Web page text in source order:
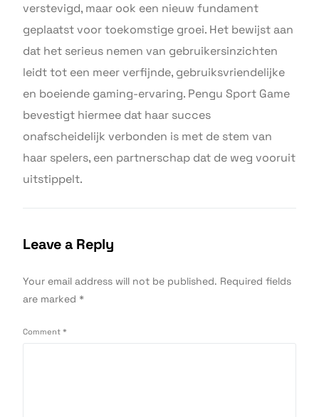
verstevigd, maar ook een nieuw fundament
geplaatst voor toekomstige groei. Het bewijst aan
dat het serieus nemen van gebruikersinzichten
leidt tot een meer verfijnde, gebruiksvriendelijke
en boeiende gaming-ervaring. Pengu Sport Game
bevestigt hiermee dat haar succes
onafscheidelijk verbonden is met de stem van
haar spelers, een partnerschap dat de weg vooruit
uitstippelt.
Leave a Reply
Your email address will not be published. Required fields
are marked*
Comment*